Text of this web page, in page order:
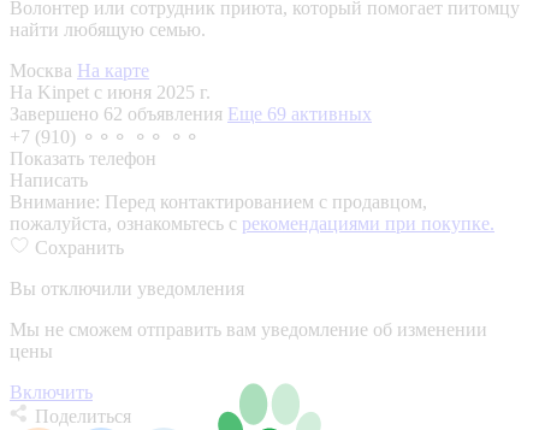
Волонтер или сотрудник приюта, который помогает питомцу
найти любящую семью.
Москва На карте
На Kinpet c июня 2025 г.
Завершено 62 объявления Еще 69 активных
+7 (910) ⚬⚬⚬ ⚬⚬ ⚬⚬
Показать телефон
Написать
Внимание: Перед контактированием с продавцом,
пожалуйста, ознакомьтесь с рекомендациями при покупке.
Сохранить
Вы отключили уведомления
Мы не сможем отправить вам уведомление об изменении
цены
Включить
Поделиться